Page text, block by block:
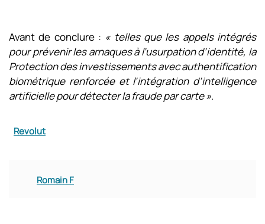
Avant de conclure : « telles que les appels intégrés
pour prévenir les arnaques à l’usurpation d’identité, la
Protection des investissements avec authentification
biométrique renforcée et l’intégration d’intelligence
artificielle pour détecter la fraude par carte ».
Revolut
Romain F